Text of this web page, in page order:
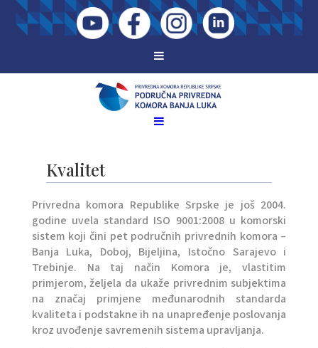
Kvalitet
Privredna komora Republike Srpske je još 2004.
godine uvela standard ISO 9001:2008 u komorski
sistem koji čini pet područnih privrednih komora –
Banja Luka, Doboj, Bijeljina, Istočno Sarajevo i
Trebinje. Na taj način Komora je, vlastitim
primjerom, željela da ukaže privrednim subjektima
na značaj primjene međunarodnih standarda
kvaliteta i podstakne ih na unapređenje poslovanja
kroz uvođenje savremenih sistema upravljanja.